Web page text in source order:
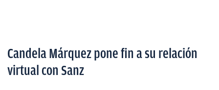
Candela Márquez pone fin a su relación
virtual con Sanz